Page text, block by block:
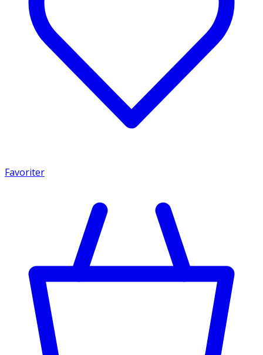
Favoriter